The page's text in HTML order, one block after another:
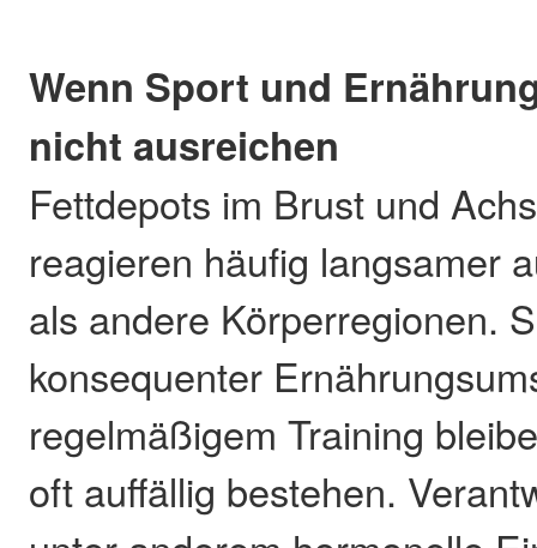
Wenn Sport und
nicht ausreichen
Fettdepots im Brust und
reagieren häufig langsamer
als andere Körperregionen.
konsequenter
regelmäßigem Training
oft auffällig bestehen.